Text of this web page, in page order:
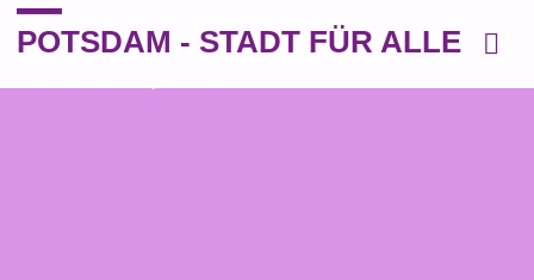
POTSDAM - STADT FÜR ALLE